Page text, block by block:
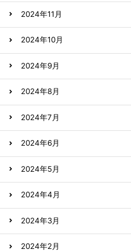
2024年11月
2024年10月
2024年9月
2024年8月
2024年7月
2024年6月
2024年5月
2024年4月
2024年3月
2024年2月